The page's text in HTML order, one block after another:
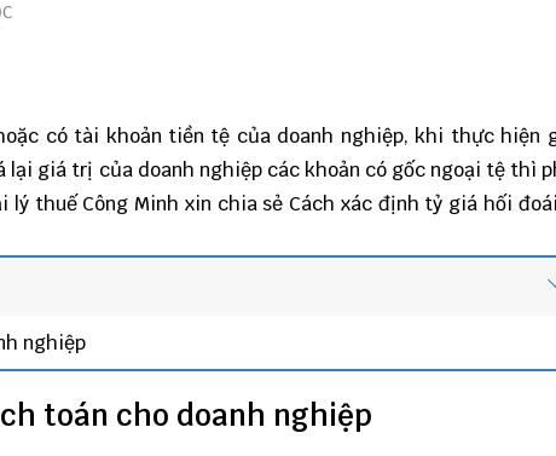
có tài khoản tiền tệ của doanh nghiệp, khi thực hiện
giá trị của doanh nghiệp các khoản có gốc ngoại tệ thì
lý thuế Công Minh xin chia sẻ Cách xác định tỷ giá hối
nghiệp
toán cho doanh nghiệp